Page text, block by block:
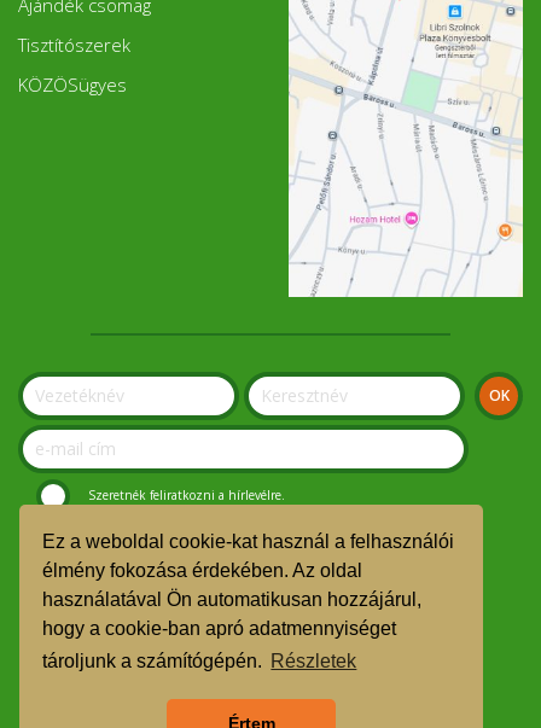
Ez a weboldal cookie-kat használ a felhasználói
élmény fokozása érdekében. Az oldal
használatával Ön automatikusan hozzájárul,
hogy a cookie-ban apró adatmennyiséget
tároljunk a számítógépén. Részletek
Értem
Tisztítószerek
KÖZÖSügyes
Szeretnék feliratkozni a hírlevélre.
© Szolnoki Kosár Közösség 2019.
GDPR
TMR
Árgarancia